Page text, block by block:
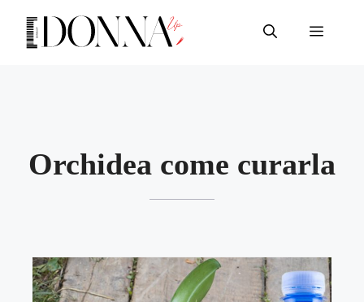
contenuto
Menu
Orchidea come curarla